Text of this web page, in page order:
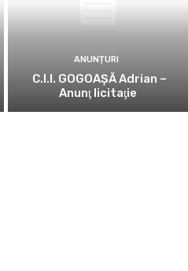
ANUNȚURI
C.I.I. GOGOAŞĂ Adrian –
Anunţ licitaţie